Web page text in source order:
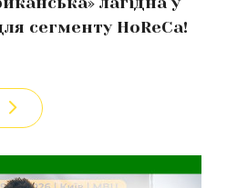
сегменту HoReCa!